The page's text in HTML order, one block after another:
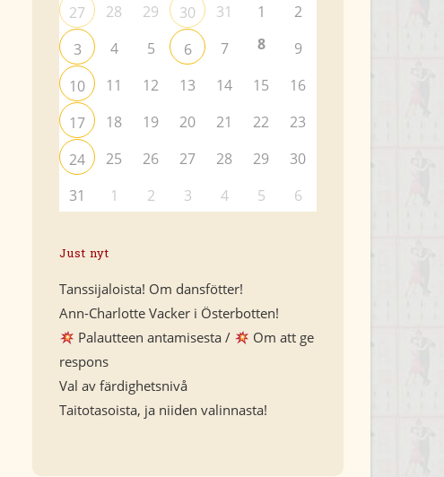
27 28 29 30 31 1
2
3
4 5 6 7 8
9
10
11 12 13 14 15
16
17
18 19 20 21 22
23
24
25 26 27 28 29
30
31
1 2 3 4 5 6
Just nyt
Tanssijaloista! Om dansfötter!
Ann-Charlotte Vacker i Österbotten!
Palautteen antamisesta /
Om att ge
respons
Val av färdighetsnivå
Taitotasoista, ja niiden valinnasta!